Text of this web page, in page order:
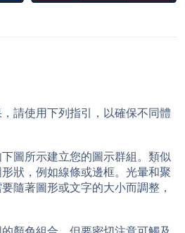
請使用下列指引，以確保不同體
圖所示建立您的圖示群組。類似
狀，例如線條或邊框。光暈和聚
隨著圖形或文字的大小而調整，